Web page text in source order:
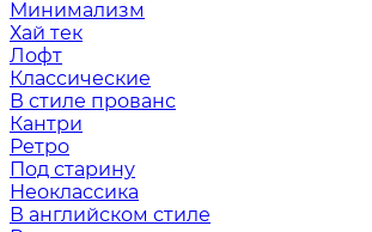
Минимализм
Хай тек
Лофт
Классические
В стиле прованс
Кантри
Ретро
Под старину
Неоклассика
В английском стиле